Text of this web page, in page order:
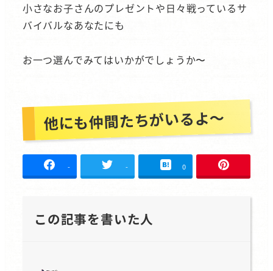
小さなお子さんのプレゼントや日々戦っているサ
バイバルなあなたにも
お一つ選んでみてはいかがでしょうか〜
他にも仲間たちがいるよ～
- - 0
この記事を書いた人